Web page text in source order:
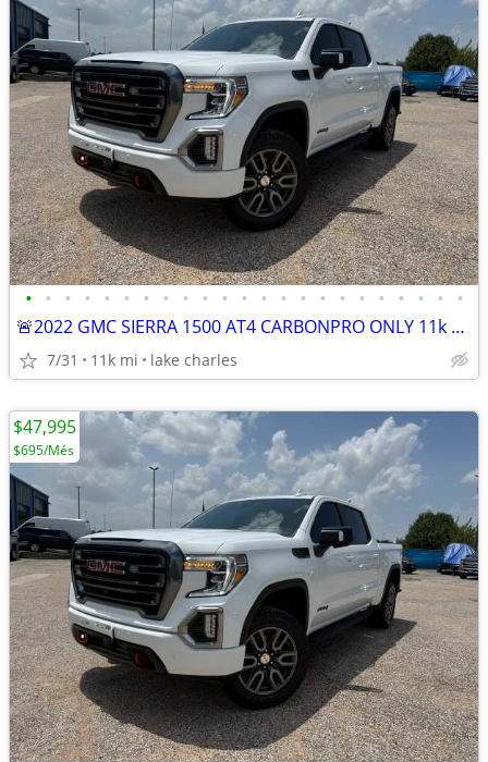
• • • • • • • • • • • • • • • • • • • • • • •
🚨2022 GMC SIERRA 1500 AT4 CARBONPRO ONLY 11k miles
7/31 11k mi lake charles
$47,995
$695/Més